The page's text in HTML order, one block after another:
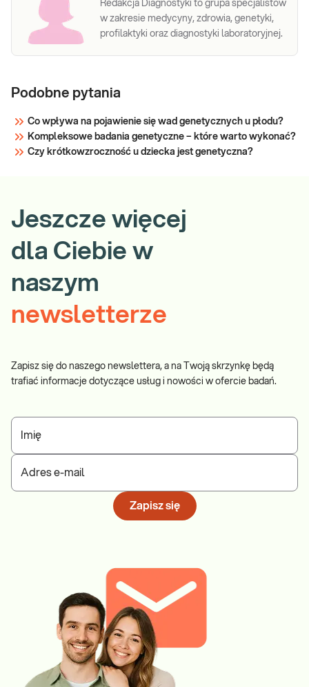
Sprawdź
Redakcja Diagnostyki to grupa specjalistów
w zakresie medycyny, zdrowia, genetyki,
profilaktyki oraz diagnostyki laboratoryjnej.
Podobne pytania
Co wpływa na pojawienie się wad genetycznych u płodu?
Kompleksowe badania genetyczne – które warto wykonać?
Czy krótkowzroczność u dziecka jest genetyczna?
Jeszcze więcej
dla Ciebie w
naszym
newsletterze
Zapisz się do naszego newslettera, a na Twoją skrzynkę będą
trafiać informacje dotyczące usług i nowości w ofercie badań.
Imię
Adres e-mail
Zapisz się